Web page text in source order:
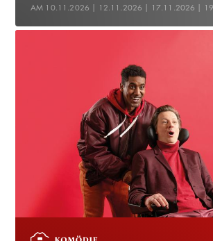
AM 10.11.2026 | 12.11.2026 | 17.11.2026 |